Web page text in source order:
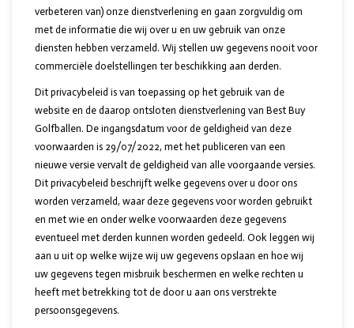
verbeteren van) onze dienstverlening en gaan zorgvuldig om
met de informatie die wij over u en uw gebruik van onze
diensten hebben verzameld. Wij stellen uw gegevens nooit voor
commerciële doelstellingen ter beschikking aan derden.
Dit privacybeleid is van toepassing op het gebruik van de
website en de daarop ontsloten dienstverlening van Best Buy
Golfballen. De ingangsdatum voor de geldigheid van deze
voorwaarden is 29/07/2022, met het publiceren van een
nieuwe versie vervalt de geldigheid van alle voorgaande versies.
Dit privacybeleid beschrijft welke gegevens over u door ons
worden verzameld, waar deze gegevens voor worden gebruikt
en met wie en onder welke voorwaarden deze gegevens
eventueel met derden kunnen worden gedeeld. Ook leggen wij
aan u uit op welke wijze wij uw gegevens opslaan en hoe wij
uw gegevens tegen misbruik beschermen en welke rechten u
heeft met betrekking tot de door u aan ons verstrekte
persoonsgegevens.